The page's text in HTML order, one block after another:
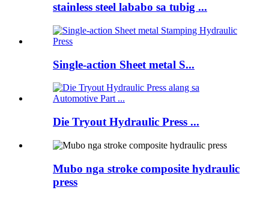
stainless steel lababo sa tubig ...
Single-action Sheet metal S...
Die Tryout Hydraulic Press ...
Mubo nga stroke composite hydraulic
press